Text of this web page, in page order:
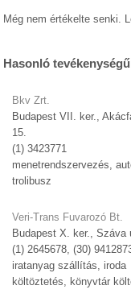
Még nem értékelte senki.
Hasonló
Bkv Zrt.
Budapest VII. ker.,
15.
(1) 3423771
menetrendszervezés,
trolibusz
Veri-Trans Fuvarozó Bt.
Budapest X. ker., Száva
(1) 2645678, (30)
iratanyag szállítás, iroda
költöztetés, könyvtár